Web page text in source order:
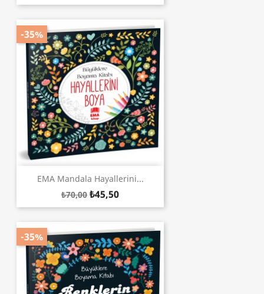
EMA Mandala Hayallerini...
₺70,00 ₺45,50
-35%
-35%